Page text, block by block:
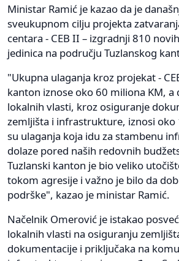
Ministar Ramić je kazao da je
sveukupnom cilju projekta
centara - CEB II – izgradnji 810
jedinica na području Tuzlanskog
"Ukupna ulaganja kroz projekat -
kanton iznose oko 60 miliona KM, a
lokalnih vlasti, kroz osiguranje
zemljišta i infrastrukture, iznosi
su ulaganja koja idu za stambenu
dolaze pored naših redovnih
Tuzlanski kanton je bio veliko
tokom agresije i važno je bilo da
podrške", kazao je ministar Ramić.
Načelnik Omerović je istakao
lokalnih vlasti na osiguranju
dokumentacije i priključaka na